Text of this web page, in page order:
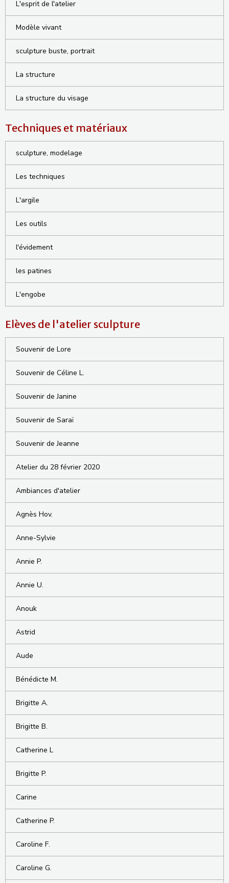
L'esprit de l'atelier
Modèle vivant
sculpture buste, portrait
La structure
La structure du visage
Techniques et matériaux
sculpture, modelage
Les techniques
L'argile
Les outils
l'évidement
les patines
L'engobe
Elèves de l'atelier sculpture
Souvenir de Lore
Souvenir de Céline L.
Souvenir de Janine
Souvenir de Saraï
Souvenir de Jeanne
Atelier du 28 février 2020
Ambiances d'atelier
Agnès Hov.
Anne-Sylvie
Annie P.
Annie U.
Anouk
Astrid
Aude
Bénédicte M.
Brigitte A.
Brigitte B.
Catherine L
Brigitte P.
Carine
Catherine P.
Caroline F.
Caroline G.